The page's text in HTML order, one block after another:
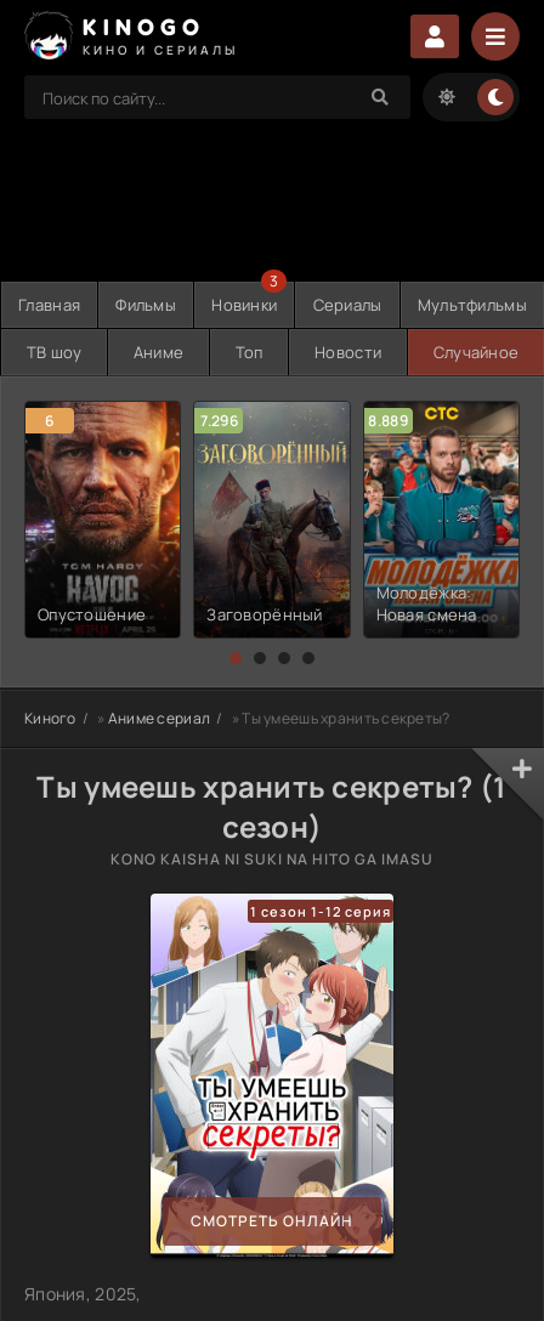
KINOGO
КИНО И СЕРИАЛЫ
Главная Фильмы Новинки
3
Сериалы Мультфильмы
ТВ шоу Аниме Топ Новости Случайное
6
Опустошение
7.296
Заговорённый
8.889
Молодёжка:
Новая смена
Киного » Аниме сериал » Ты умеешь хранить секреты?
Ты умеешь хранить секреты? (1
сезон)
KONO KAISHA NI SUKI NA HITO GA IMASU
1 сезон 1-12 серия
СМОТРЕТЬ ОНЛАЙН
Япония, 2025,